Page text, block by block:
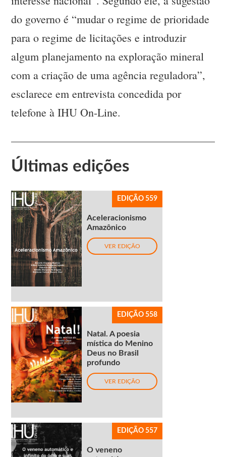
do governo é “mudar o regime de prioridade
para o regime de licitações e introduzir
algum planejamento na exploração mineral
com a criação de uma agência reguladora”,
esclarece em entrevista concedida por
telefone à IHU On-Line.
Últimas edições
EDIÇÃO 559
Aceleracionismo
Amazônico
VER EDIÇÃO
EDIÇÃO 558
Natal. A poesia
mística do Menino
Deus no Brasil
profundo
VER EDIÇÃO
EDIÇÃO 557
O veneno